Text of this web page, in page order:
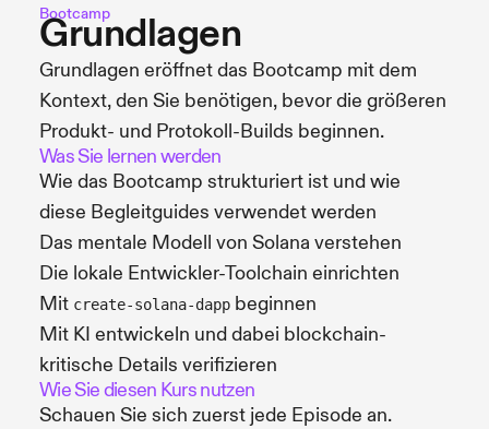
Bootcamp
Grundlagen
Grundlagen eröffnet das Bootcamp mit dem
Kontext, den Sie benötigen, bevor die größeren
Produkt- und Protokoll-Builds beginnen.
Was Sie lernen werden
Wie das Bootcamp strukturiert ist und wie
diese Begleitguides verwendet werden
Das mentale Modell von Solana verstehen
Die lokale Entwickler-Toolchain einrichten
Mit create-solana-dapp beginnen
Mit KI entwickeln und dabei blockchain-
kritische Details verifizieren
Wie Sie diesen Kurs nutzen
Schauen Sie sich zuerst jede Episode an.